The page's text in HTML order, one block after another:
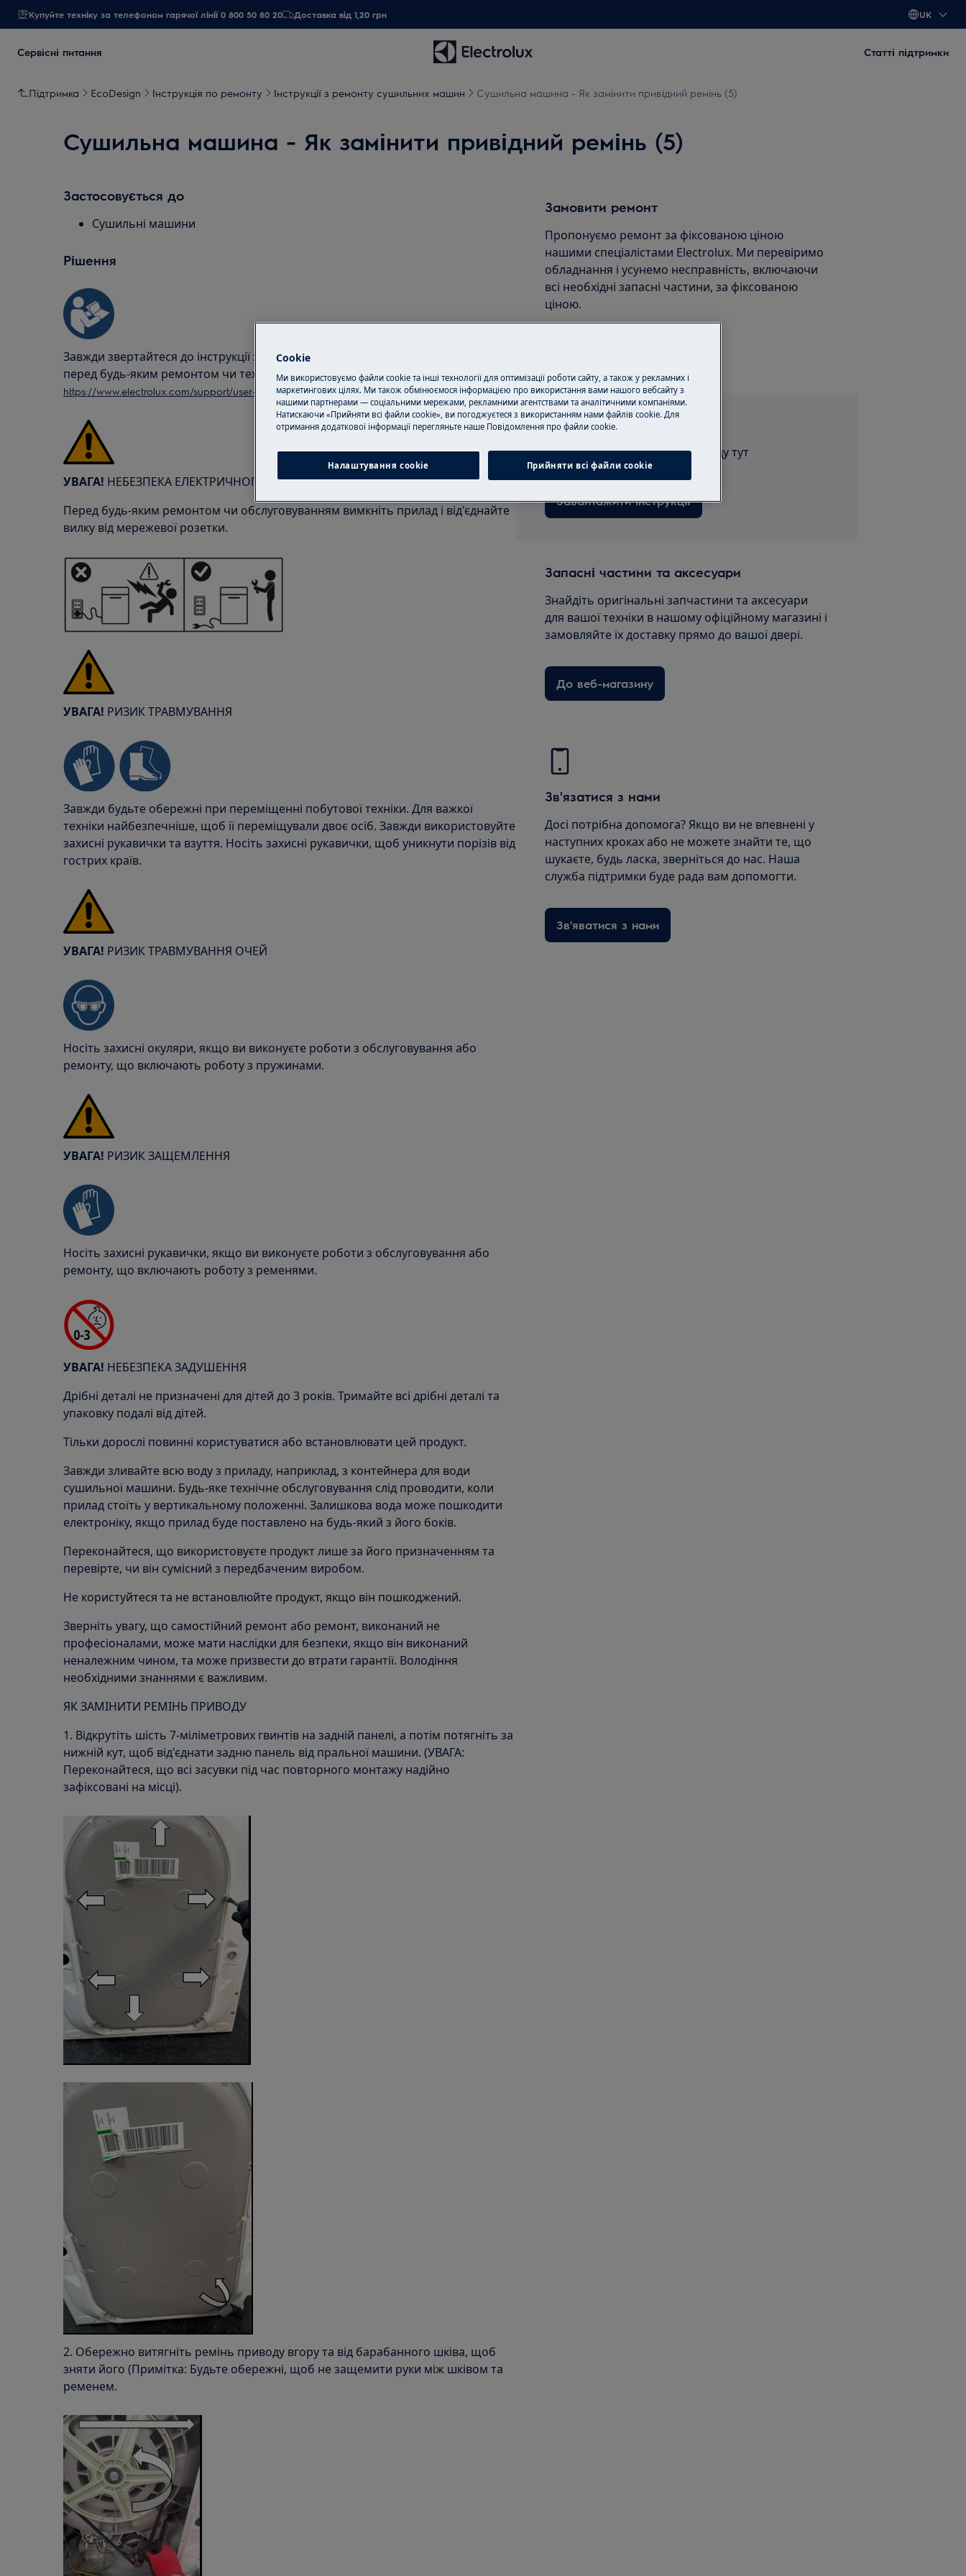
Купуйте техніку за телефоном гарячої лінії 0 800 50 80 20 Доставка від 1,20 грн UK
Сервісні питання Статті підтримки
Підтримка EcoDesign Інструкція по ремонту Інструкції з ремонту сушильних машин Сушильна машина - Як замінити привідний ремінь (5)
Сушильна машина - Як замінити привідний ремінь (5)
Застосовується до
Сушильні машини
Рішення
Завжди звертайтеся до інструкції з безпеки користувача вашого продукту
перед будь-яким ремонтом чи технічним обслуговуванням.
https://www.electrolux.com/support/user-manuals/
УВАГА! НЕБЕЗПЕКА ЕЛЕКТРИЧНОГО УДАРУ
Перед будь-яким ремонтом чи обслуговуванням вимкніть прилад і від'єднайте
вилку від мережевої розетки.
УВАГА! РИЗИК ТРАВМУВАННЯ
Завжди будьте обережні при переміщенні побутової техніки. Для важкої
техніки найбезпечніше, щоб її переміщували двоє осіб. Завжди використовуйте
захисні рукавички та взуття. Носіть захисні рукавички, щоб уникнути порізів від
гострих країв.
УВАГА! РИЗИК ТРАВМУВАННЯ ОЧЕЙ
Носіть захисні окуляри, якщо ви виконуєте роботи з обслуговування або
ремонту, що включають роботу з пружинами.
УВАГА! РИЗИК ЗАЩЕМЛЕННЯ
Носіть захисні рукавички, якщо ви виконуєте роботи з обслуговування або
ремонту, що включають роботу з ременями.
УВАГА! НЕБЕЗПЕКА ЗАДУШЕННЯ
Дрібні деталі не призначені для дітей до 3 років. Тримайте всі дрібні деталі та
упаковку подалі від дітей.
Тільки дорослі повинні користуватися або встановлювати цей продукт.
Завжди зливайте всю воду з приладу, наприклад, з контейнера для води
сушильної машини. Будь-яке технічне обслуговування слід проводити, коли
прилад стоїть у вертикальному положенні. Залишкова вода може пошкодити
електроніку, якщо прилад буде поставлено на будь-який з його боків.
Переконайтеся, що використовуєте продукт лише за його призначенням та
перевірте, чи він сумісний з передбаченим виробом.
Не користуйтеся та не встановлюйте продукт, якщо він пошкоджений.
Зверніть увагу, що самостійний ремонт або ремонт, виконаний не
професіоналами, може мати наслідки для безпеки, якщо він виконаний
неналежним чином, та може призвести до втрати гарантії. Володіння
необхідними знаннями є важливим.
ЯК ЗАМІНИТИ РЕМІНЬ ПРИВОДУ
1. Відкрутіть шість 7-міліметрових гвинтів на задній панелі, а потім потягніть за
нижній кут, щоб від'єднати задню панель від пральної машини. (УВАГА:
Переконайтеся, що всі засувки під час повторного монтажу надійно
зафіксовані на місці).
2. Обережно витягніть ремінь приводу вгору та від барабанного шківа, щоб
зняти його (Примітка: Будьте обережні, щоб не защемити руки між шківом та
ременем.
Замовити ремонт
Пропонуємо ремонт за фіксованою ціною
нашими спеціалістами Electrolux. Ми перевіримо
обладнання і усунемо несправність, включаючи
всі необхідні запасні частини, за фіксованою
ціною.
Завантажити інструкції
Знайдіть інструкцію для приладу тут
Завантажити інструкції
Запасні частини та аксесуари
Знайдіть оригінальні запчастини та аксесуари
для вашої техніки в нашому офіційному магазині і
замовляйте їх доставку прямо до вашої двері.
До веб-магазину
Зв'язатися з нами
Досі потрібна допомога? Якщо ви не впевнені у
наступних кроках або не можете знайти те, що
шукаєте, будь ласка, зверніться до нас. Наша
служба підтримки буде рада вам допомогти.
Зв'яватися з нами
Cookie
Ми використовуємо файли cookie та інші технології для оптимізації роботи сайту, а також у рекламних і
маркетингових цілях. Ми також обмінюємося інформацією про використання вами нашого вебсайту з
нашими партнерами — соціальними мережами, рекламними агентствами та аналітичними компаніями.
Натискаючи «Прийняти всі файли cookie», ви погоджуєтеся з використанням нами файлів cookie. Для
отримання додаткової інформації перегляньте наше Пoвідомлення прo файли cookie.
Налаштування cookie Прийняти всі файли сookie